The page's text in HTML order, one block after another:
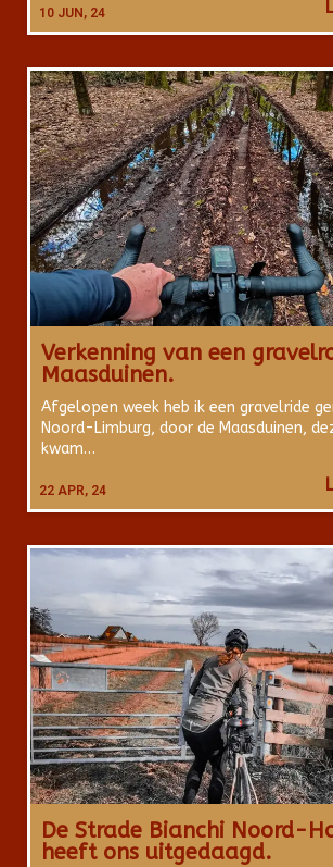
10 JUN, 24
Verkenning van een
Maasduinen.
22 APR, 24
Afgelopen week heb ik een gravelride
Noord-Limburg, door de Maasduinen,
kwam…
De Strade Bianchi Noord-
heeft ons uitgedaagd.